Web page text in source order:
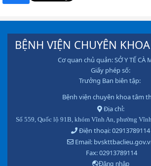
BỆNH VIỆN CHUYÊN
Cơ quan chủ quản: SỞ Y TẾ CÀ
Giấy phép số:
Trưởng Ban biên tập:
Bệnh viện chuyên khoa tâm
Địa chỉ:
Số 559, Quốc lộ 91B, khóm Vĩnh An, phường
Điện thoại: 02913789114
Email:
Fax: 02913789114
Đăng nhập